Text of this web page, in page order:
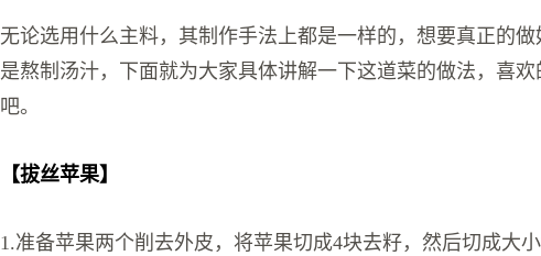
无论选用什么主料，其制作手法上都是一样的，想要真正的
是熬制汤汁，下面就为大家具体讲解一下这道菜的做法，喜
吧。
【拔丝苹果】
1.准备苹果两个削去外皮，将苹果切成4块去籽，然后切成大